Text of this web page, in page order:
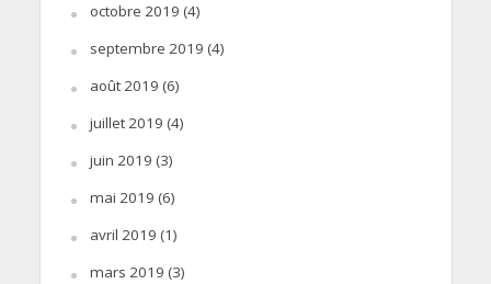
octobre 2019 (4)
septembre 2019 (4)
août 2019 (6)
juillet 2019 (4)
juin 2019 (3)
mai 2019 (6)
avril 2019 (1)
mars 2019 (3)